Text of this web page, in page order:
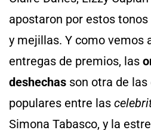
apostaron por estos
y mejillas. Y como vemos
entregas de premios, las
deshechas son otra de
populares entre las
Simona Tabasco, y la